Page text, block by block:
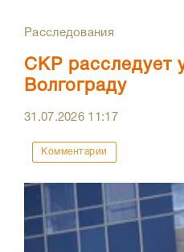
Расследования
СКР расследует
Волгограду
31.07.2026 11:17
Комментарии